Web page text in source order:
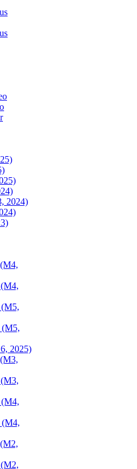
2024)
(M5,
2025)
(M4,